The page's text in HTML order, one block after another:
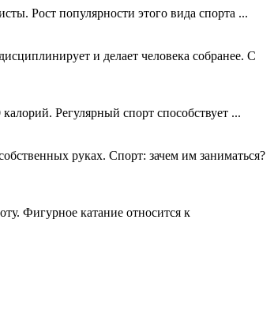
Рост популярности этого вида спорта ...
и делает человека собранее. С
Регулярный спорт способствует ...
руках. Спорт: зачем им заниматься?
Фигурное катание относится к